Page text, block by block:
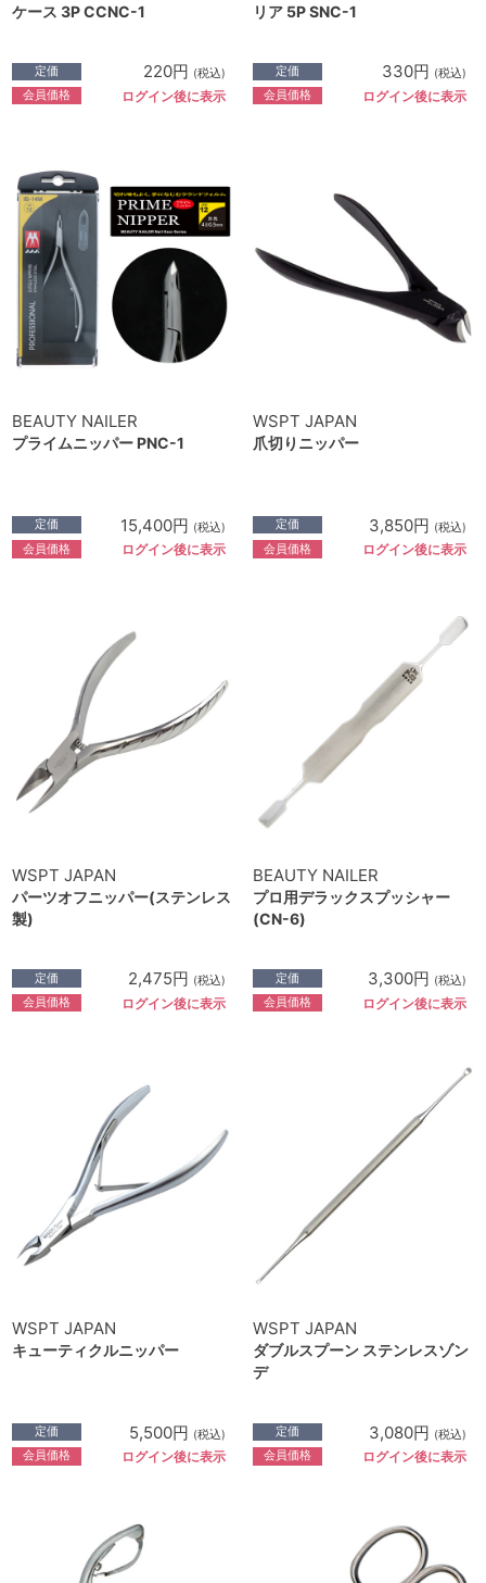
ケース 3P CCNC-1
定価 220円 (税込)
会員価格 ログイン後に表示
リア 5P SNC-1
定価 330円 (税込)
会員価格 ログイン後に表示
BEAUTY NAILER
プライムニッパー PNC-1
定価 15,400円 (税込)
会員価格 ログイン後に表示
WSPT JAPAN
爪切りニッパー
定価 3,850円 (税込)
会員価格 ログイン後に表示
WSPT JAPAN
パーツオフニッパー(ステンレス
製)
定価 2,475円 (税込)
会員価格 ログイン後に表示
BEAUTY NAILER
プロ用デラックスプッシャー
(CN-6)
定価 3,300円 (税込)
会員価格 ログイン後に表示
WSPT JAPAN
キューティクルニッパー
定価 5,500円 (税込)
会員価格 ログイン後に表示
WSPT JAPAN
ダブルスプーン ステンレスゾン
デ
定価 3,080円 (税込)
会員価格 ログイン後に表示